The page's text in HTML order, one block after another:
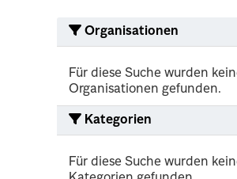
Organisationen
Für diese Suche wurden
Organisationen gefunden.
Kategorien
Für diese Suche wurden